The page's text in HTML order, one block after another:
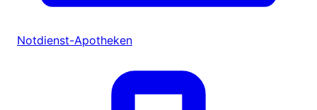
Notdienst-Apotheken